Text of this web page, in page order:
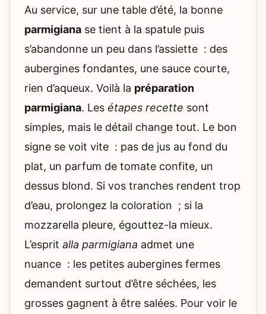
Au service, sur une table d’été, la bonne
parmigiana se tient à la spatule puis
s’abandonne un peu dans l’assiette : des
aubergines fondantes, une sauce courte,
rien d’aqueux. Voilà la préparation
parmigiana. Les étapes recette sont
simples, mais le détail change tout. Le bon
signe se voit vite : pas de jus au fond du
plat, un parfum de tomate confite, un
dessus blond. Si vos tranches rendent trop
d’eau, prolongez la coloration ; si la
mozzarella pleure, égouttez-la mieux.
L’esprit alla parmigiana admet une
nuance : les petites aubergines fermes
demandent surtout d’être séchées, les
grosses gagnent à être salées. Pour voir le